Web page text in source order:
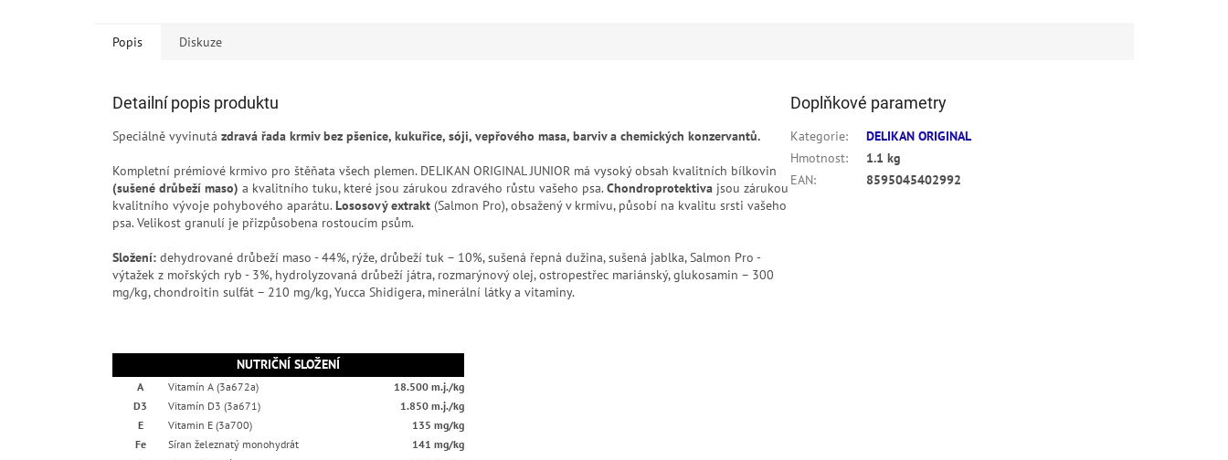
Popis Diskuze
Detailní popis produktu
Speciálně vyvinutá zdravá řada krmiv bez pšenice, kukuřice, sóji, vepřového masa, barviv a chemických konzervantů.
Kompletní prémiové krmivo pro štěňata všech plemen. DELIKAN ORIGINAL JUNIOR má vysoký obsah kvalitních bílkovin
(sušené drůbeží maso) a kvalitního tuku, které jsou zárukou zdravého růstu vašeho psa.Chondroprotektiva jsou zárukou
kvalitního vývoje pohybového aparátu.Lososový extrakt (Salmon Pro), obsažený v krmivu, působí na kvalitu srsti vašeho
psa. Velikost granulí je přizpůsobena rostoucím psům.
Složení: dehydrované drůbeží maso - 44%, rýže, drůbeží tuk – 10%, sušená řepná dužina, sušená jablka, Salmon Pro -
výtažek z mořských ryb - 3%, hydrolyzovaná drůbeží játra, rozmarýnový olej, ostropestřec mariánský, glukosamin – 300
mg/kg, chondroitin sulfát – 210 mg/kg, Yucca Shidigera, minerální látky a vitaminy.
NUTRIČNÍ SLOŽENÍ
A Vitamín A (3a672a)
18.500 m.j./kg
D3
Vitamín D3 (3a671)
1.850 m.j./kg
E
Vitamin E (3a700)
135 mg/kg
Fe
Síran železnatý monohydrát
141 mg/kg
Doplňkové parametry
Kategorie:
DELIKAN ORIGINAL
Hmotnost:
1.1 kg
EAN: 8595045402992